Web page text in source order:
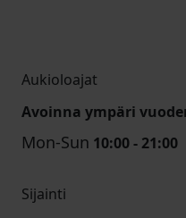
Aukioloajat
Avoinna ympäri
Mon-Sun 10:00 - 21:00
Sijainti